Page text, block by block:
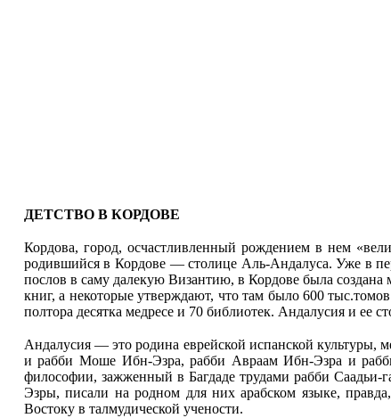
ДЕТСТВО В КОРДОВЕ
Кордова, город, осчастливленный рождением в нем
родившийся в Кордове — столице Аль-Андалуса. Уже в
послов в саму далекую Византию, в Кордове была
книг, а некоторые утверждают, что там было 600
полтора десятка медресе и 70 биб­лиотек. Андалусия и ее
Андалусия — это родина еврейской испанской культуры,
и рабби Моше Ибн-Эзра, рабби Авраам Ибн-Эзра и рабби
философии, зажженный в Багдаде трудами рабби
Эзры, писали на родном для них арабском языке,
Востоку в талмудической учености.